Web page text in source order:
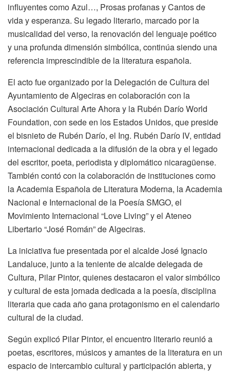
influyentes como Azul…, Prosas profanas y Cantos de
vida y esperanza. Su legado literario, marcado por la
musicalidad del verso, la renovación del lenguaje poético
y una profunda dimensión simbólica, continúa siendo una
referencia imprescindible de la literatura española.
El acto fue organizado por la Delegación de Cultura del
Ayuntamiento de Algeciras en colaboración con la
Asociación Cultural Arte Ahora y la Rubén Darío World
Foundation, con sede en los Estados Unidos, que preside
el bisnieto de Rubén Darío, el Ing. Rubén Darío IV, entidad
internacional dedicada a la difusión de la obra y el legado
del escritor, poeta, periodista y diplomático nicaragüense.
También contó con la colaboración de instituciones como
la Academia Española de Literatura Moderna, la Academia
Nacional e Internacional de la Poesía SMGO, el
Movimiento Internacional “Love Living” y el Ateneo
Libertario “José Román” de Algeciras.
La iniciativa fue presentada por el alcalde José Ignacio
Landaluce, junto a la teniente de alcalde delegada de
Cultura, Pilar Pintor, quienes destacaron el valor simbólico
y cultural de esta jornada dedicada a la poesía, disciplina
literaria que cada año gana protagonismo en el calendario
cultural de la ciudad.
Según explicó Pilar Pintor, el encuentro literario reunió a
poetas, escritores, músicos y amantes de la literatura en un
espacio de intercambio cultural y participación abierta, y